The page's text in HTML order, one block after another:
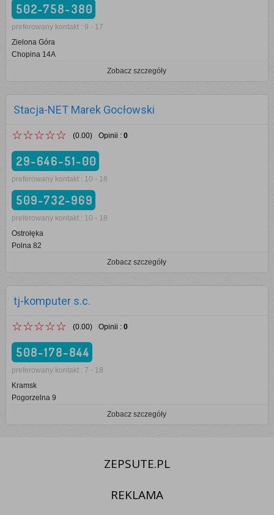
502-758-380
preferowany kontakt : 9 - 17
Zielona Góra
Chopina 14A
Zobacz szczegóły
Stacja-NET Marek Gocłowski
☆☆☆☆☆ (0.00) Opinii : 0
29-646-51-00
preferowany kontakt : 10 - 18
509-732-969
preferowany kontakt : 10 - 18
Ostrołęka
Polna 82
Zobacz szczegóły
tj-komputer s.c.
☆☆☆☆☆ (0.00) Opinii : 0
508-178-844
preferowany kontakt : 7 - 18
Kramsk
Pogorzelna 9
Zobacz szczegóły
ZEPSUTE.PL
REKLAMA